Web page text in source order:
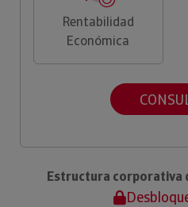
Rentabilidad
Económica
Estructura corporativa